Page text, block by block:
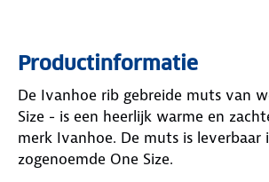
Productinformatie
De Ivanhoe rib gebreide muts van
Size - is een heerlijk warme en
merk Ivanhoe. De muts is leverbaar
zogenoemde One Size.